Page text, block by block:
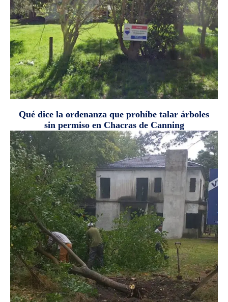
Qué dice la ordenanza que prohíbe talar árboles
sin permiso en Chacras de Canning